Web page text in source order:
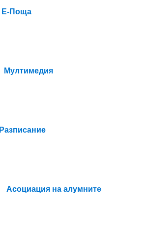
Е-Поща
Мултимедия
Разписание
Асоциация на алумните